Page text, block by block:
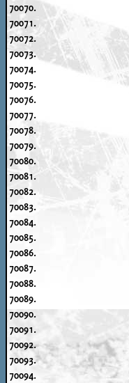
70070.
70071.
70072.
70073.
70074.
70075.
70076.
70077.
70078.
70079.
70080.
70081.
70082.
70083.
70084.
70085.
70086.
70087.
70088.
70089.
70090.
70091.
70092.
70093.
70094.